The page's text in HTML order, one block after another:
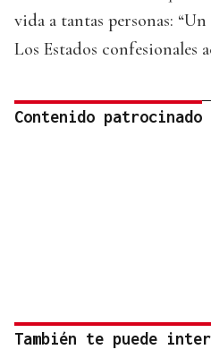
vida a tantas personas:
Los Estados confesionales
Contenido patrocinado
También te puede